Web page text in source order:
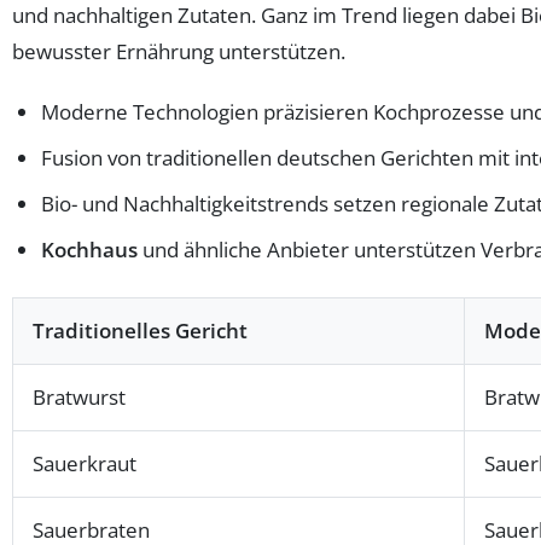
und nachhaltigen Zutaten. Ganz im Trend liegen dabei
bewusster Ernährung unterstützen.
Moderne Technologien präzisieren Kochprozesse
Fusion von traditionellen deutschen Gerichten mit
Bio- und Nachhaltigkeitstrends setzen regionale
Kochhaus und ähnliche Anbieter unterstützen
Traditionelles Gericht
Bratwurst
Sauerkraut
Sauerbraten